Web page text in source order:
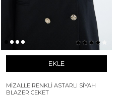
EKLE
MIZALLE RENKLI ASTARLI SIYAH
BLAZER CEKET